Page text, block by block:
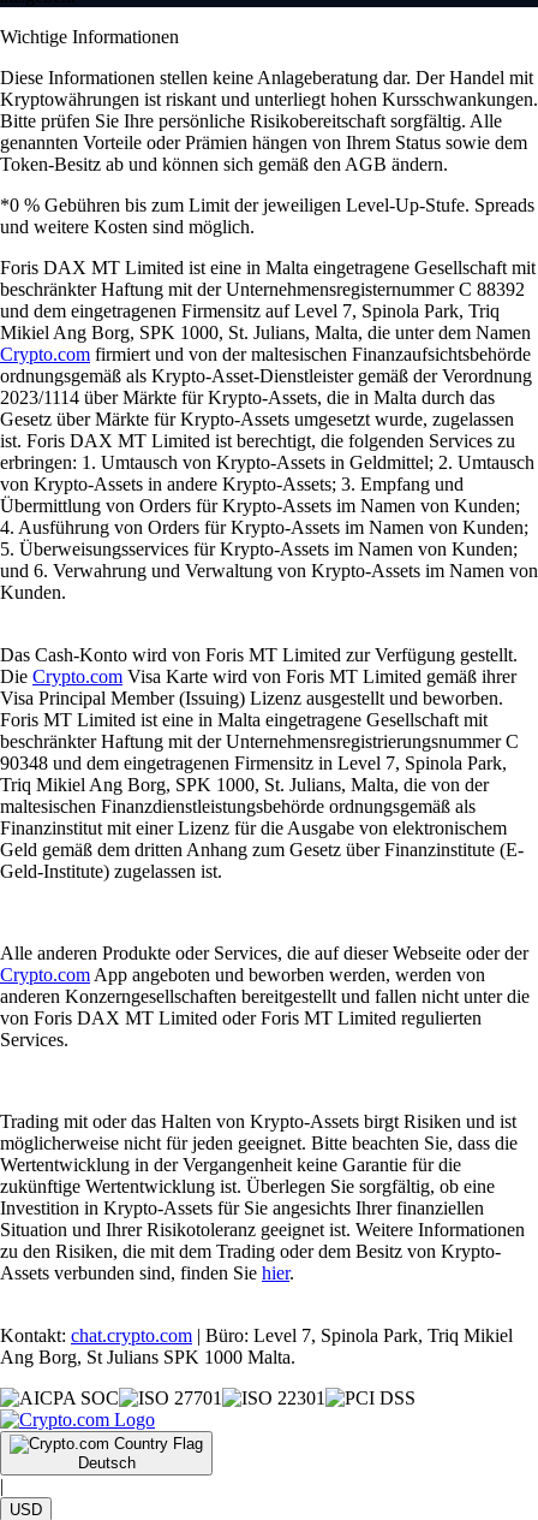
Wichtige Informationen
Diese Informationen stellen keine Anlageberatung dar. Der Handel mit
Kryptowährungen ist riskant und unterliegt hohen Kursschwankungen.
Bitte prüfen Sie Ihre persönliche Risikobereitschaft sorgfältig. Alle
genannten Vorteile oder Prämien hängen von Ihrem Status sowie dem
Token-Besitz ab und können sich gemäß den AGB ändern.
*0 % Gebühren bis zum Limit der jeweiligen Level-Up-Stufe. Spreads
und weitere Kosten sind möglich.
Foris DAX MT Limited ist eine in Malta eingetragene Gesellschaft mit
beschränkter Haftung mit der Unternehmensregisternummer C 88392
und dem eingetragenen Firmensitz auf Level 7, Spinola Park, Triq
Mikiel Ang Borg, SPK 1000, St. Julians, Malta, die unter dem Namen
Crypto.com firmiert und von der maltesischen Finanzaufsichtsbehörde
ordnungsgemäß als Krypto-Asset-Dienstleister gemäß der Verordnung
2023/1114 über Märkte für Krypto-Assets, die in Malta durch das
Gesetz über Märkte für Krypto-Assets umgesetzt wurde, zugelassen
ist. Foris DAX MT Limited ist berechtigt, die folgenden Services zu
erbringen: 1. Umtausch von Krypto-Assets in Geldmittel; 2. Umtausch
von Krypto-Assets in andere Krypto-Assets; 3. Empfang und
Übermittlung von Orders für Krypto-Assets im Namen von Kunden;
4. Ausführung von Orders für Krypto-Assets im Namen von Kunden;
5. Überweisungsservices für Krypto-Assets im Namen von Kunden;
und 6. Verwahrung und Verwaltung von Krypto-Assets im Namen von
Kunden.
Das Cash-Konto wird von Foris MT Limited zur Verfügung gestellt.
Die Crypto.com Visa Karte wird von Foris MT Limited gemäß ihrer
Visa Principal Member (Issuing) Lizenz ausgestellt und beworben.
Foris MT Limited ist eine in Malta eingetragene Gesellschaft mit
beschränkter Haftung mit der Unternehmensregistrierungsnummer C
90348 und dem eingetragenen Firmensitz in Level 7, Spinola Park,
Triq Mikiel Ang Borg, SPK 1000, St. Julians, Malta, die von der
maltesischen Finanzdienstleistungsbehörde ordnungsgemäß als
Finanzinstitut mit einer Lizenz für die Ausgabe von elektronischem
Geld gemäß dem dritten Anhang zum Gesetz über Finanzinstitute (E-
Geld-Institute) zugelassen ist.
Alle anderen Produkte oder Services, die auf dieser Webseite oder der
Crypto.com App angeboten und beworben werden, werden von
anderen Konzerngesellschaften bereitgestellt und fallen nicht unter die
von Foris DAX MT Limited oder Foris MT Limited regulierten
Services.
Trading mit oder das Halten von Krypto-Assets birgt Risiken und ist
möglicherweise nicht für jeden geeignet. Bitte beachten Sie, dass die
Wertentwicklung in der Vergangenheit keine Garantie für die
zukünftige Wertentwicklung ist. Überlegen Sie sorgfältig, ob eine
Investition in Krypto-Assets für Sie angesichts Ihrer finanziellen
Situation und Ihrer Risikotoleranz geeignet ist. Weitere Informationen
zu den Risiken, die mit dem Trading oder dem Besitz von Krypto-
Assets verbunden sind, finden Sie hier.
Kontakt: chat.crypto.com | Büro: Level 7, Spinola Park, Triq Mikiel
Ang Borg, St Julians SPK 1000 Malta.
Deutsch
|
USD